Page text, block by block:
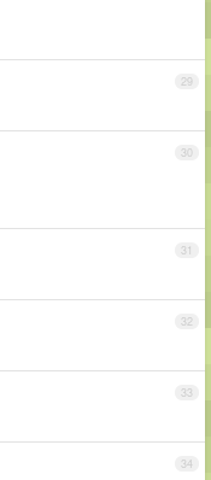
29
30
31
32
33
34